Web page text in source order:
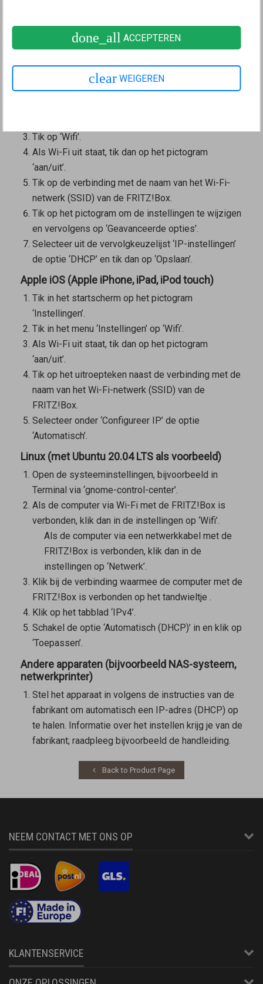
DHCP’.
Klik op ‘OK’ om de instellingen op te slaan.
Open bij het Android-apparaat de instellingen.
Tik op ‘Wifi’.
Als Wi-Fi uit staat, tik dan op het pictogram
‘aan/uit’.
Tik op de verbinding met de naam van het Wi-Fi-
netwerk (SSID) van de FRITZ!Box.
Tik op het pictogram om de instellingen te wijzigen
en vervolgens op ‘Geavanceerde opties’.
Selecteer uit de vervolgkeuzelijst ‘IP-instellingen’
de optie ‘DHCP’ en tik dan op ‘Opslaan’.
Apple iOS (Apple iPhone, iPad, iPod touch)
Tik in het startscherm op het pictogram
‘Instellingen’.
Tik in het menu ‘Instellingen’ op ‘Wifi’.
Als Wi-Fi uit staat, tik dan op het pictogram
‘aan/uit’.
Tik op het uitroepteken naast de verbinding met de
naam van het Wi-Fi-netwerk (SSID) van de
FRITZ!Box.
Selecteer onder ‘Configureer IP’ de optie
‘Automatisch’.
Linux (met Ubuntu 20.04 LTS als voorbeeld)
Open de systeeminstellingen, bijvoorbeeld in
Terminal via ‘gnome-control-center’.
Als de computer via Wi-Fi met de FRITZ!Box is
verbonden, klik dan in de instellingen op ‘Wifi’.
Als de computer via een netwerkkabel met de
FRITZ!Box is verbonden, klik dan in de
instellingen op ‘Netwerk’.
Klik bij de verbinding waarmee de computer met de
FRITZ!Box is verbonden op het tandwieltje .
Klik op het tabblad ‘IPv4’.
Schakel de optie ‘Automatisch (DHCP)’ in en klik op
‘Toepassen’.
Andere apparaten (bijvoorbeeld NAS-systeem,
netwerkprinter)
Stel het apparaat in volgens de instructies van de
fabrikant om automatisch een IP-adres (DHCP) op
te halen. Informatie over het instellen krijg je van de
fabrikant; raadpleeg bijvoorbeeld de handleiding.
Back to Product Page
NEEM CONTACT MET ONS OP
KLANTENSERVICE
done_all ACCEPTEREN
clear WEIGEREN